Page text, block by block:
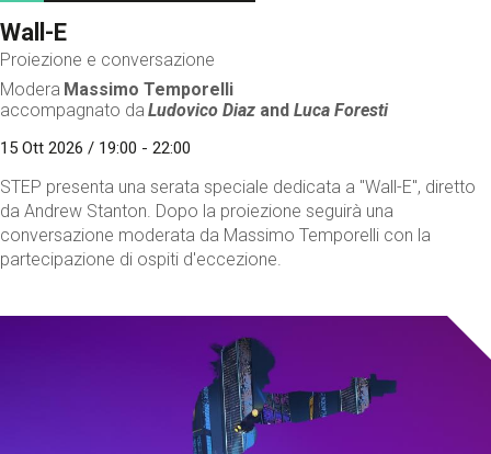
Wall-E
Proiezione e conversazione
Modera Massimo Temporelli
accompagnato da Ludovico Diaz andLuca Foresti
15 Ott 2026 / 19:00 - 22:00
STEP presenta una serata speciale dedicata a "Wall-E", diretto
da Andrew Stanton. Dopo la proiezione seguirà una
conversazione moderata da Massimo Temporelli con la
partecipazione di ospiti d'eccezione.